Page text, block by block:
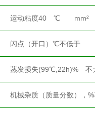
运动粘度40 ℃ mm²
闪点（开口）℃不低于
蒸发损失(99℃,22h)% 不
机械杂质（质量分数），%